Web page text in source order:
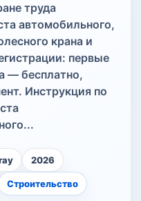
труда
автомобильного,
крана и
первые
— бесплатно,
Инструкция по
2026
Строительство